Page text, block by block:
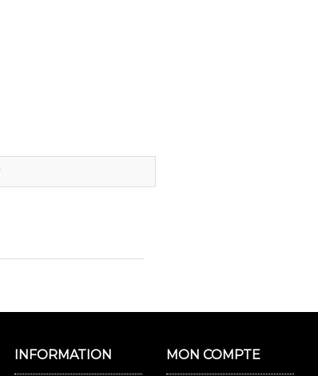
INFORMATION MON COMPTE